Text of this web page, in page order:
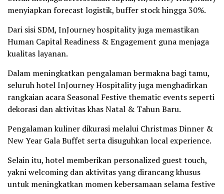
menyiapkan forecast logistik, buffer stock hingga 30%.
Dari sisi SDM, InJourney hospitality juga memastikan
Human Capital Readiness & Engagement guna menjaga
kualitas layanan.
Dalam meningkatkan pengalaman bermakna bagi tamu,
seluruh hotel InJourney Hospitality juga menghadirkan
rangkaian acara Seasonal Festive thematic events seperti
dekorasi dan aktivitas khas Natal & Tahun Baru.
Pengalaman kuliner dikurasi melalui Christmas Dinner &
New Year Gala Buffet serta disuguhkan local experience.
Selain itu, hotel memberikan personalized guest touch,
yakni welcoming dan aktivitas yang dirancang khusus
untuk meningkatkan momen kebersamaan selama festive